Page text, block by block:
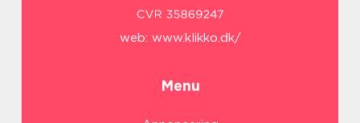
web: www.klikko.dk/
Menu